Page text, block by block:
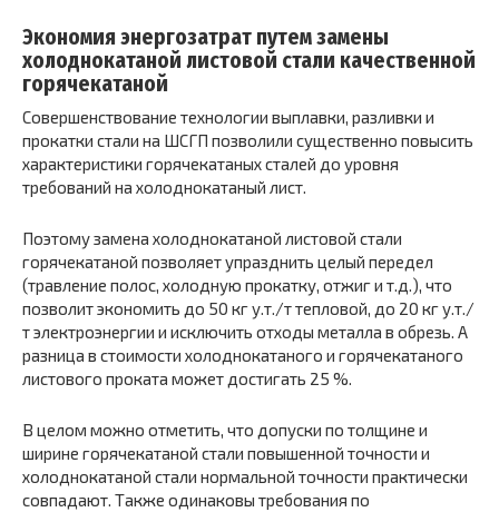
Экономия энергозатрат путем замены
холоднокатаной листовой стали качественной
горячекатаной
Совершенствование технологии выплавки, разливки и
прокатки стали на ШСГП позволили существенно повысить
характеристики горячекатаных сталей до уровня
требований на холоднокатаный лист.
Поэтому замена холоднокатаной листовой стали
горячекатаной позволяет упразднить целый передел
(травление полос, холодную прокатку, отжиг и т.д.), что
позволит экономить до 50 кг у.т./т тепловой, до 20 кг у.т./
т электроэнергии и исключить отходы металла в обрезь. А
разница в стоимости холоднокатаного и горячекатаного
листового проката может достигать 25 %.
В целом можно отметить, что допуски по толщине и
ширине горячекатаной стали повышенной точности и
холоднокатаной стали нормальной точности практически
совпадают. Также одинаковы требования по